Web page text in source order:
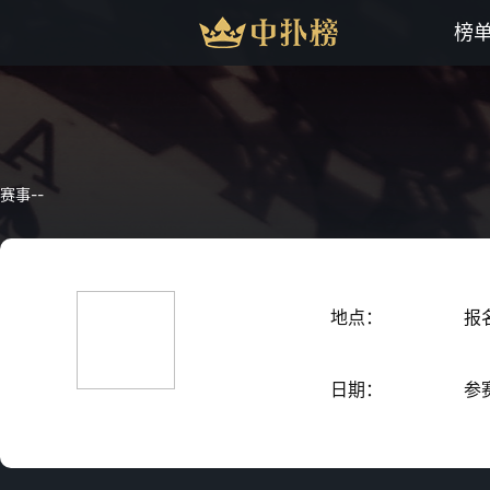
榜
赛事--
地点：
日期：
报
参